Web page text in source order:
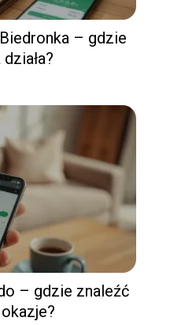
– gdzie
– gdzie znaleźć